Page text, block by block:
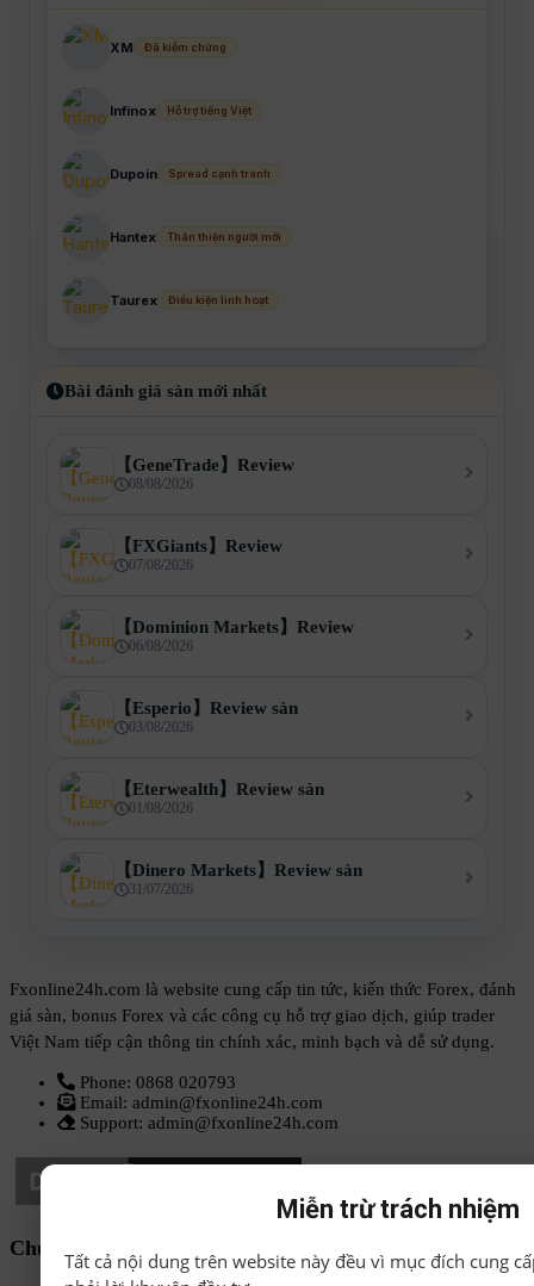
XM Đã kiểm chứng
Infinox Hỗ trợ tiếng Việt
Dupoin Spread cạnh tranh
Hantex Thân thiện người mới
Taurex Điều kiện linh hoạt
Bài đánh giá sàn mới nhất
【GeneTrade】Review
08/08/2026
【FXGiants】Review
07/08/2026
【Dominion Markets】Review
06/08/2026
【Esperio】Review sàn
03/08/2026
【Eterwealth】Review sàn
01/08/2026
【Dinero Markets】Review sàn
31/07/2026
Fxonline24h.com là website cung cấp tin tức, kiến thức Forex, đánh
giá sàn, bonus Forex và các công cụ hỗ trợ giao dịch, giúp trader
Việt Nam tiếp cận thông tin chính xác, minh bạch và dễ sử dụng.
Phone: 0868 020793
Email: admin@fxonline24h.com
Support: admin@fxonline24h.com
Chuyên mục
Miễn trừ trách nhiệm
Tất cả nội dung trên website này đều vì mục đích cung